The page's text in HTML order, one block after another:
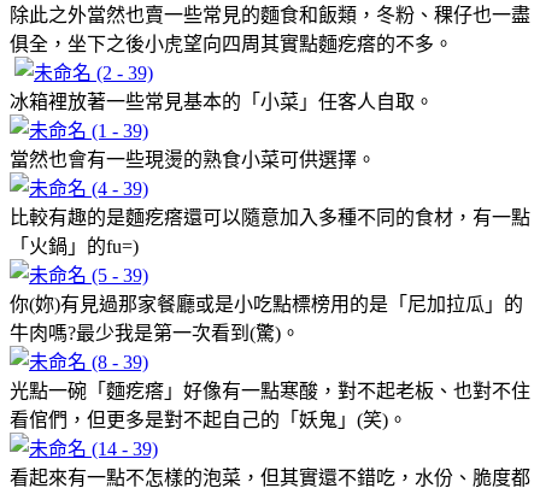
除此之外當然也賣一些常見的麵食和飯類，冬粉、稞仔也一盡
俱全，坐下之後小虎望向四周其實點麵疙瘩的不多。
冰箱裡放著一些常見基本的「小菜」任客人自取。
當然也會有一些現燙的熟食小菜可供選擇。
比較有趣的是麵疙瘩還可以隨意加入多種不同的食材，有一點
「火鍋」的fu=)
你(妳)有見過那家餐廳或是小吃點標榜用的是「尼加拉瓜」的
牛肉嗎?最少我是第一次看到(驚)。
光點一碗「麵疙瘩」好像有一點寒酸，對不起老板、也對不住
看倌們，但更多是對不起自己的「妖鬼」(笑)。
看起來有一點不怎樣的泡菜，但其實還不錯吃，水份、脆度都